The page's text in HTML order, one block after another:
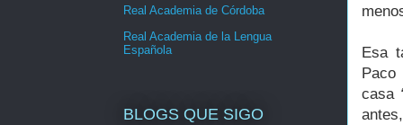
Esa
Paco
casa
Real Academia de Córdoba
Real Academia de la Lengua
Española
BLOGS QUE SIGO